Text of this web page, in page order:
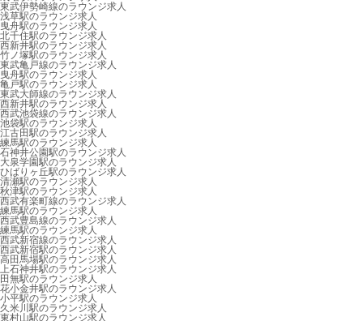
東武伊勢崎線のラウンジ求人
浅草駅のラウンジ求人
曳舟駅のラウンジ求人
北千住駅のラウンジ求人
西新井駅のラウンジ求人
竹ノ塚駅のラウンジ求人
東武亀戸線のラウンジ求人
曳舟駅のラウンジ求人
亀戸駅のラウンジ求人
東武大師線のラウンジ求人
西新井駅のラウンジ求人
西武池袋線のラウンジ求人
池袋駅のラウンジ求人
江古田駅のラウンジ求人
練馬駅のラウンジ求人
石神井公園駅のラウンジ求人
大泉学園駅のラウンジ求人
ひばりヶ丘駅のラウンジ求人
清瀬駅のラウンジ求人
秋津駅のラウンジ求人
西武有楽町線のラウンジ求人
練馬駅のラウンジ求人
西武豊島線のラウンジ求人
練馬駅のラウンジ求人
西武新宿線のラウンジ求人
西武新宿駅のラウンジ求人
高田馬場駅のラウンジ求人
上石神井駅のラウンジ求人
田無駅のラウンジ求人
花小金井駅のラウンジ求人
小平駅のラウンジ求人
久米川駅のラウンジ求人
東村山駅のラウンジ求人